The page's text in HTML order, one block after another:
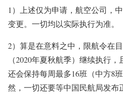
1）上述仅为申请，航空公司，
变更。一切均以实际执行为准。
2）算是在意料之中，限航令在
（2020年夏秋航季）继续执行
还会保持每周最多16班（中方8
然，一切还要等中国民航局发布